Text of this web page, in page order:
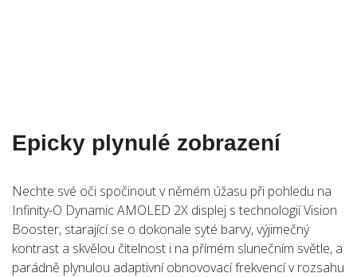
Epicky plynulé zobrazení
Nechte své oči spočinout v němém úžasu při pohledu na
Infinity-O Dynamic AMOLED 2X displej s technologií Vision
Booster, starající se o dokonale syté barvy, výjimečný
kontrast a skvělou čitelnost i na přímém slunečním světle, a
parádně plynulou adaptivní obnovovací frekvencí v rozsahu